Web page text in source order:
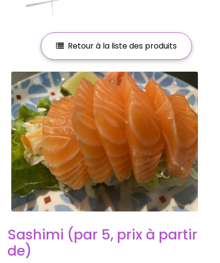
Retour à la liste des produits
Sashimi (par 5, prix à partir
de)